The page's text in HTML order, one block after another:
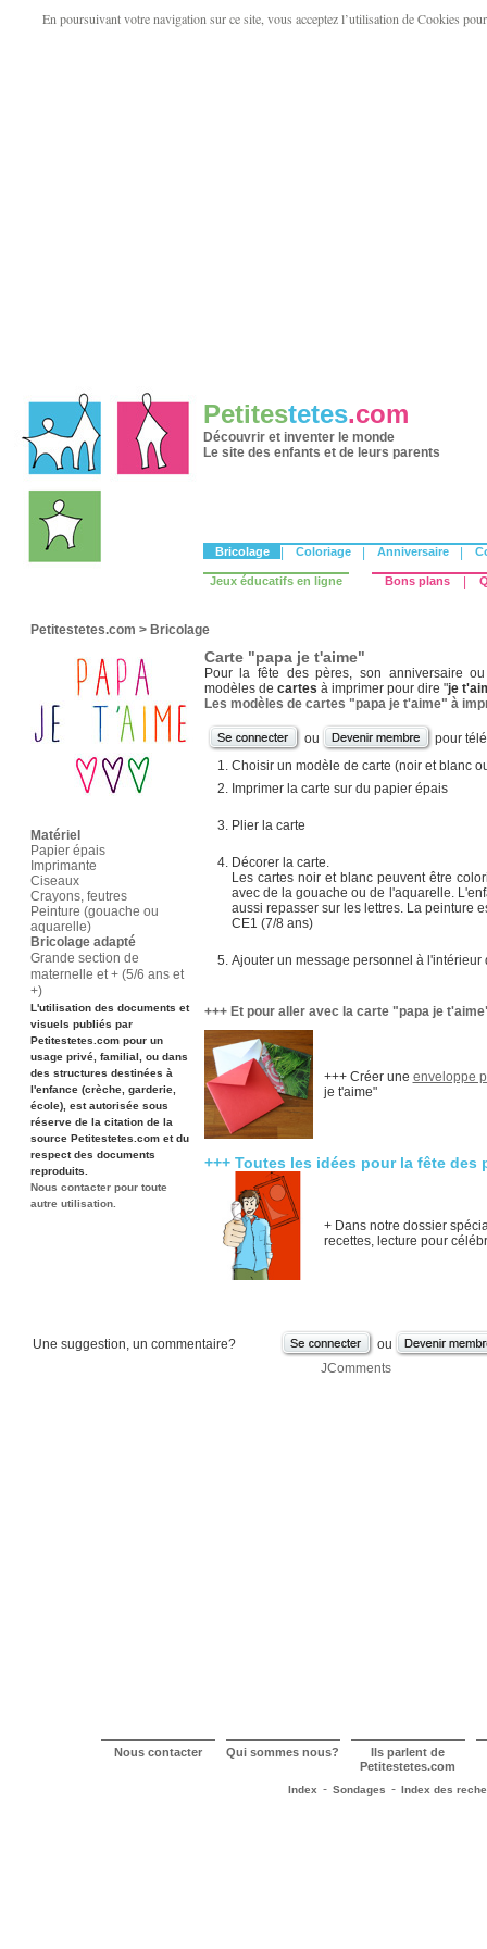
En poursuivant votre navigation sur ce site, vous acceptez l’utilisation de Cookies
Petitestetes.com
Découvrir et inventer le monde
Le site des enfants et de leurs parents
Bricolage Coloriage Anniversaire
Jeux éducatifs en ligne Bons plans
Petitestetes.com > Bricolage
Matériel
Papier épais
Imprimante
Ciseaux
Crayons, feutres
Peinture (gouache ou
aquarelle)
Bricolage adapté
Grande section de
maternelle et + (5/6 ans et
+)
L'utilisation des documents et
visuels publiés par
Petitestetes.com pour un
usage privé, familial, ou dans
des structures destinées à
l'enfance (crèche, garderie,
école), est autorisée sous
réserve de la citation de la
source Petitestetes.com et du
respect des documents
reproduits.
Nous contacter pour toute
autre utilisation.
Carte "papa je t'aime"
Pour la fête des pères, son anniversaire
modèles de cartes à imprimer pour dire "je
Les modèles de cartes "papa je t'aime" à
ou
pour
Choisir un modèle de carte (noir et blanc
Imprimer la carte sur du papier épais
Plier la carte
Décorer la carte.
Les cartes noir et blanc peuvent être
avec de la gouache ou de l'aquarelle.
aussi repasser sur les lettres. La peinture
CE1 (7/8 ans)
Ajouter un message personnel à l'intérieur
+++ Et pour aller avec la carte "papa je
+++ Créer une enveloppe
je t'aime"
+++ Toutes les idées pour la fête des
+ Dans notre dossier
recettes, lecture pour
Une suggestion, un commentaire?
ou
JComments
Nous contacter Qui sommes nous? Ils parlent de
Petitestetes.com
Index - Sondages - Index des